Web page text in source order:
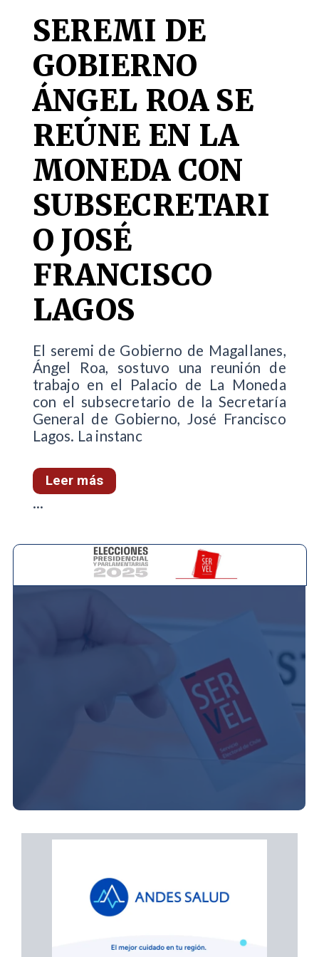
SEREMI DE
GOBIERNO
ÁNGEL ROA SE
REÚNE EN LA
MONEDA CON
SUBSECRETARI
O JOSÉ
FRANCISCO
LAGOS
El seremi de Gobierno de Magallanes,
Ángel Roa, sostuvo una reunión de
trabajo en el Palacio de La Moneda
con el subsecretario de la Secretaría
General de Gobierno, José Francisco
Lagos. La instanc
Leer más
...